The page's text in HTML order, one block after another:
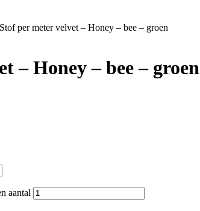
per meter velvet – Honey – bee – groen
– Honey – bee – groen
aantal